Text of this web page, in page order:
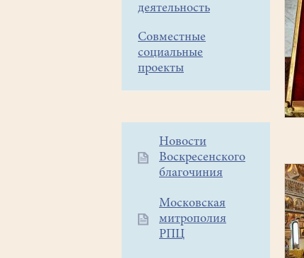
деятельность
Совместные
социальные
проекты
Дополнительное
меню
Новости
Воскресенского
благочиния
Московская
митрополия
РПЦ